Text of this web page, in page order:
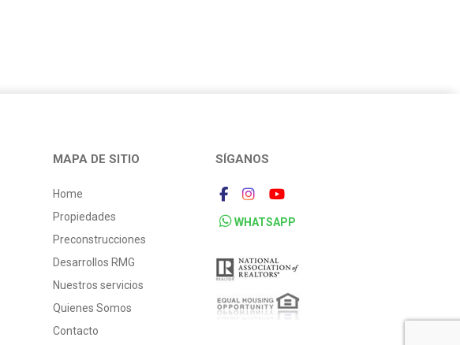
MAPA DE SITIO
Home
Propiedades
Preconstrucciones
Desarrollos RMG
Nuestros servicios
Quienes Somos
Contacto
SÍGANOS
WHATSAPP